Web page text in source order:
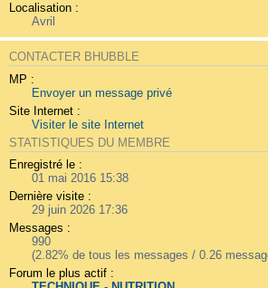
Localisation :
Avril
CONTACTER BHUBBLE
MP :
Envoyer un message privé
Site Internet :
Visiter le site Internet
STATISTIQUES DU MEMBRE
Enregistré le :
01 mai 2016 15:38
Dernière visite :
29 juin 2026 17:36
Messages :
990
(2.82% de tous les messages / 0.26
Forum le plus actif :